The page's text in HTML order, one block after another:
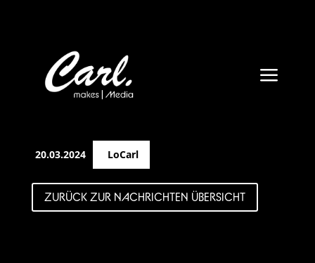
a
20.03.2024 LoCarl
ZURÜCK ZUR NACHRICHTEN ÜBERSICHT